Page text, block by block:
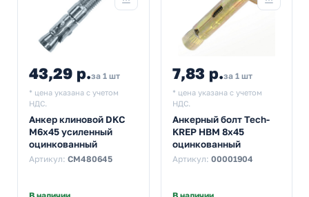
43,29 р.за 1 шт
* цена указана с учетом
НДС.
Анкер клиновой DKC
М6х45 усиленный
оцинкованный
Артикул: CM480645
В наличии
7,83 р.за 1 шт
* цена указана с учетом
НДС.
Анкерный болт Tech-
KREP HBM 8х45
оцинкованный
Артикул: 00001904
В наличии